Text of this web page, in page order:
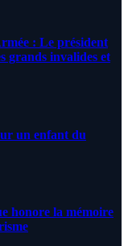
: Le président
grands invalides et
un enfant du
honore la mémoire